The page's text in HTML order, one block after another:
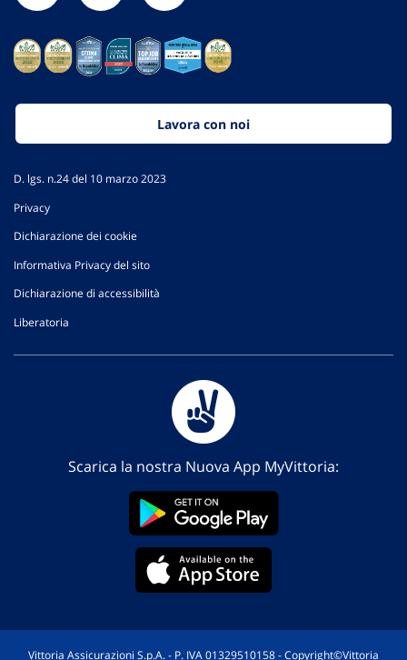
Lavora con noi
D. lgs. n.24 del 10 marzo 2023
Privacy
Dichiarazione dei cookie
Informativa Privacy del sito
Dichiarazione di accessibilità
Liberatoria
Scarica la nostra Nuova App MyVittoria:
Vittoria Assicurazioni S.p.A. - P. IVA 01329510158 - Copyright©Vittoria